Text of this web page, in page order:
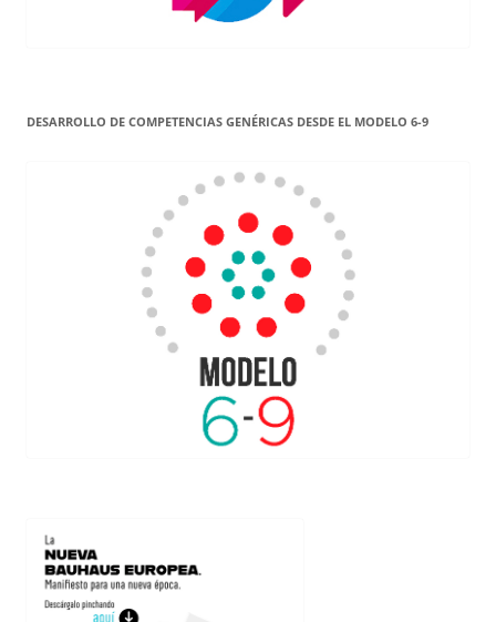
DESARROLLO DE COMPETENCIAS GENÉRICAS DESDE EL MODELO 6-9